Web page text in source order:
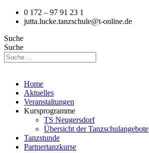
0 172 – 97 91 23 1
jutta.lucke.tanzschule@t-online.de
Suche
Suche
Home
Aktuelles
Veranstaltungen
Kursprogramme
TS Neugersdorf
Übersicht der Tanzschulangebote
Tanzstunde
Partnertanzkurse